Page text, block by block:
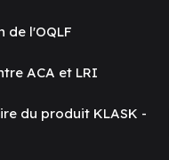
de l'OQLF
ACA et LRI
du produit KLASK -